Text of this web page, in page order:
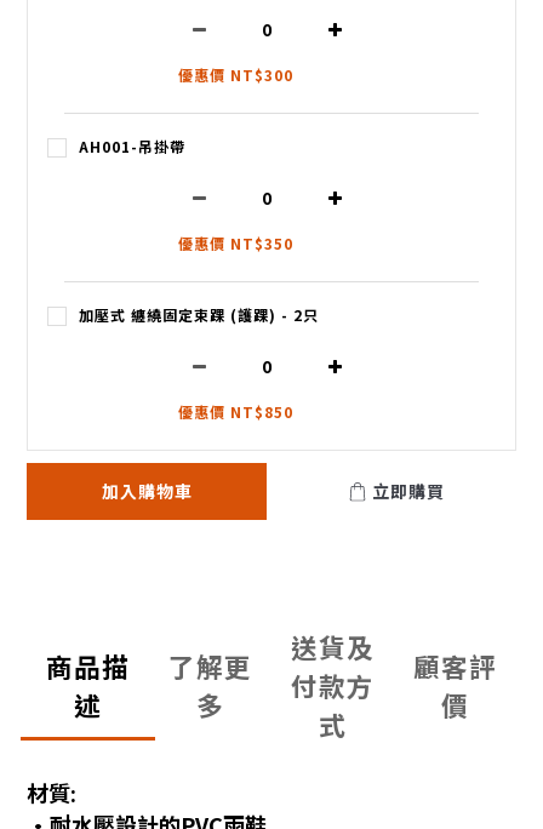
優惠價 NT$300
AH001-吊掛帶
優惠價 NT$350
加壓式 纏繞固定束踝 (護踝) - 2只
優惠價 NT$850
加入購物車 立即購買
商品描
述
了解更
多
送貨及
付款方
式
顧客評
價
材質: